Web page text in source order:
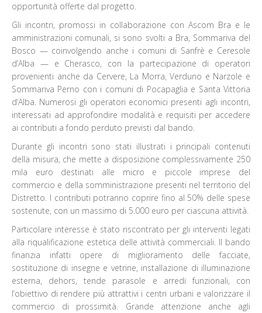
opportunità offerte dal progetto.
Gli incontri, promossi in collaborazione con Ascom Bra e le
amministrazioni comunali, si sono svolti a Bra, Sommariva del
Bosco — coinvolgendo anche i comuni di Sanfrè e Ceresole
d’Alba — e Cherasco, con la partecipazione di operatori
provenienti anche da Cervere, La Morra, Verduno e Narzole e
Sommariva Perno con i comuni di Pocapaglia e Santa Vittoria
d’Alba. Numerosi gli operatori economici presenti agli incontri,
interessati ad approfondire modalità e requisiti per accedere
ai contributi a fondo perduto previsti dal bando.
Durante gli incontri sono stati illustrati i principali contenuti
della misura, che mette a disposizione complessivamente 250
mila euro destinati alle micro e piccole imprese del
commercio e della somministrazione presenti nel territorio del
Distretto. I contributi potranno coprire fino al 50% delle spese
sostenute, con un massimo di 5.000 euro per ciascuna attività.
Particolare interesse è stato riscontrato per gli interventi legati
alla riqualificazione estetica delle attività commerciali. Il bando
finanzia infatti opere di miglioramento delle facciate,
sostituzione di insegne e vetrine, installazione di illuminazione
esterna, dehors, tende parasole e arredi funzionali, con
l’obiettivo di rendere più attrattivi i centri urbani e valorizzare il
commercio di prossimità. Grande attenzione anche agli